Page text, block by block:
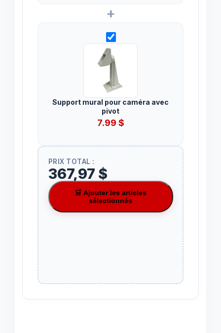
+
Support mural pour caméra avec
pivot
7.99 $
PRIX TOTAL :
367,97 $
🛒 Ajouter les articles
sélectionnés